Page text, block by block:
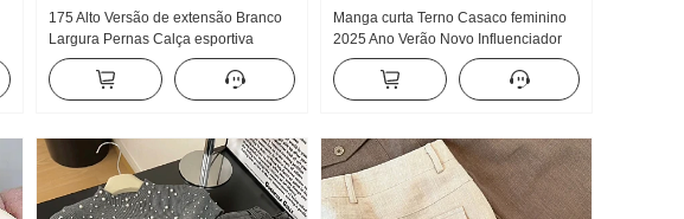
175 Alto Versão de extensão Branco
Largura Pernas Calça esportiva
Feminino Primavera e outono Novo
Versátil Listrado Casual Arrastar no
chão Calças
Manga curta Terno Casaco feminino
2025 Ano Verão Novo Influenciador
Commuting Para pessoas baixas
Ultra Modelo Curto Pequeno O terno